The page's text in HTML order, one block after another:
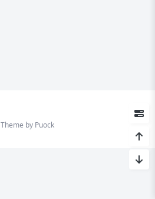
Theme by Puock